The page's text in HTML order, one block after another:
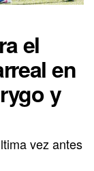
el
en
y
vez antes